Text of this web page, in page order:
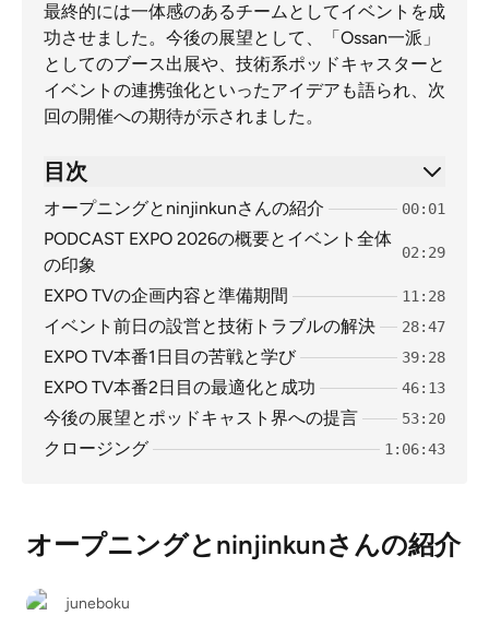
最終的には一体感のあるチームとしてイベントを成
功させました。今後の展望として、「Ossan一派」
としてのブース出展や、技術系ポッドキャスターと
イベントの連携強化といったアイデアも語られ、次
回の開催への期待が示されました。
目次
オープニングとninjinkunさんの紹介 00:01
PODCAST EXPO 2026の概要とイベント全体
の印象
02:29
EXPO TVの企画内容と準備期間 11:28
イベント前日の設営と技術トラブルの解決 28:47
EXPO TV本番1日目の苦戦と学び 39:28
EXPO TV本番2日目の最適化と成功 46:13
今後の展望とポッドキャスト界への提言 53:20
クロージング 1:06:43
オープニングとninjinkunさんの紹介
juneboku